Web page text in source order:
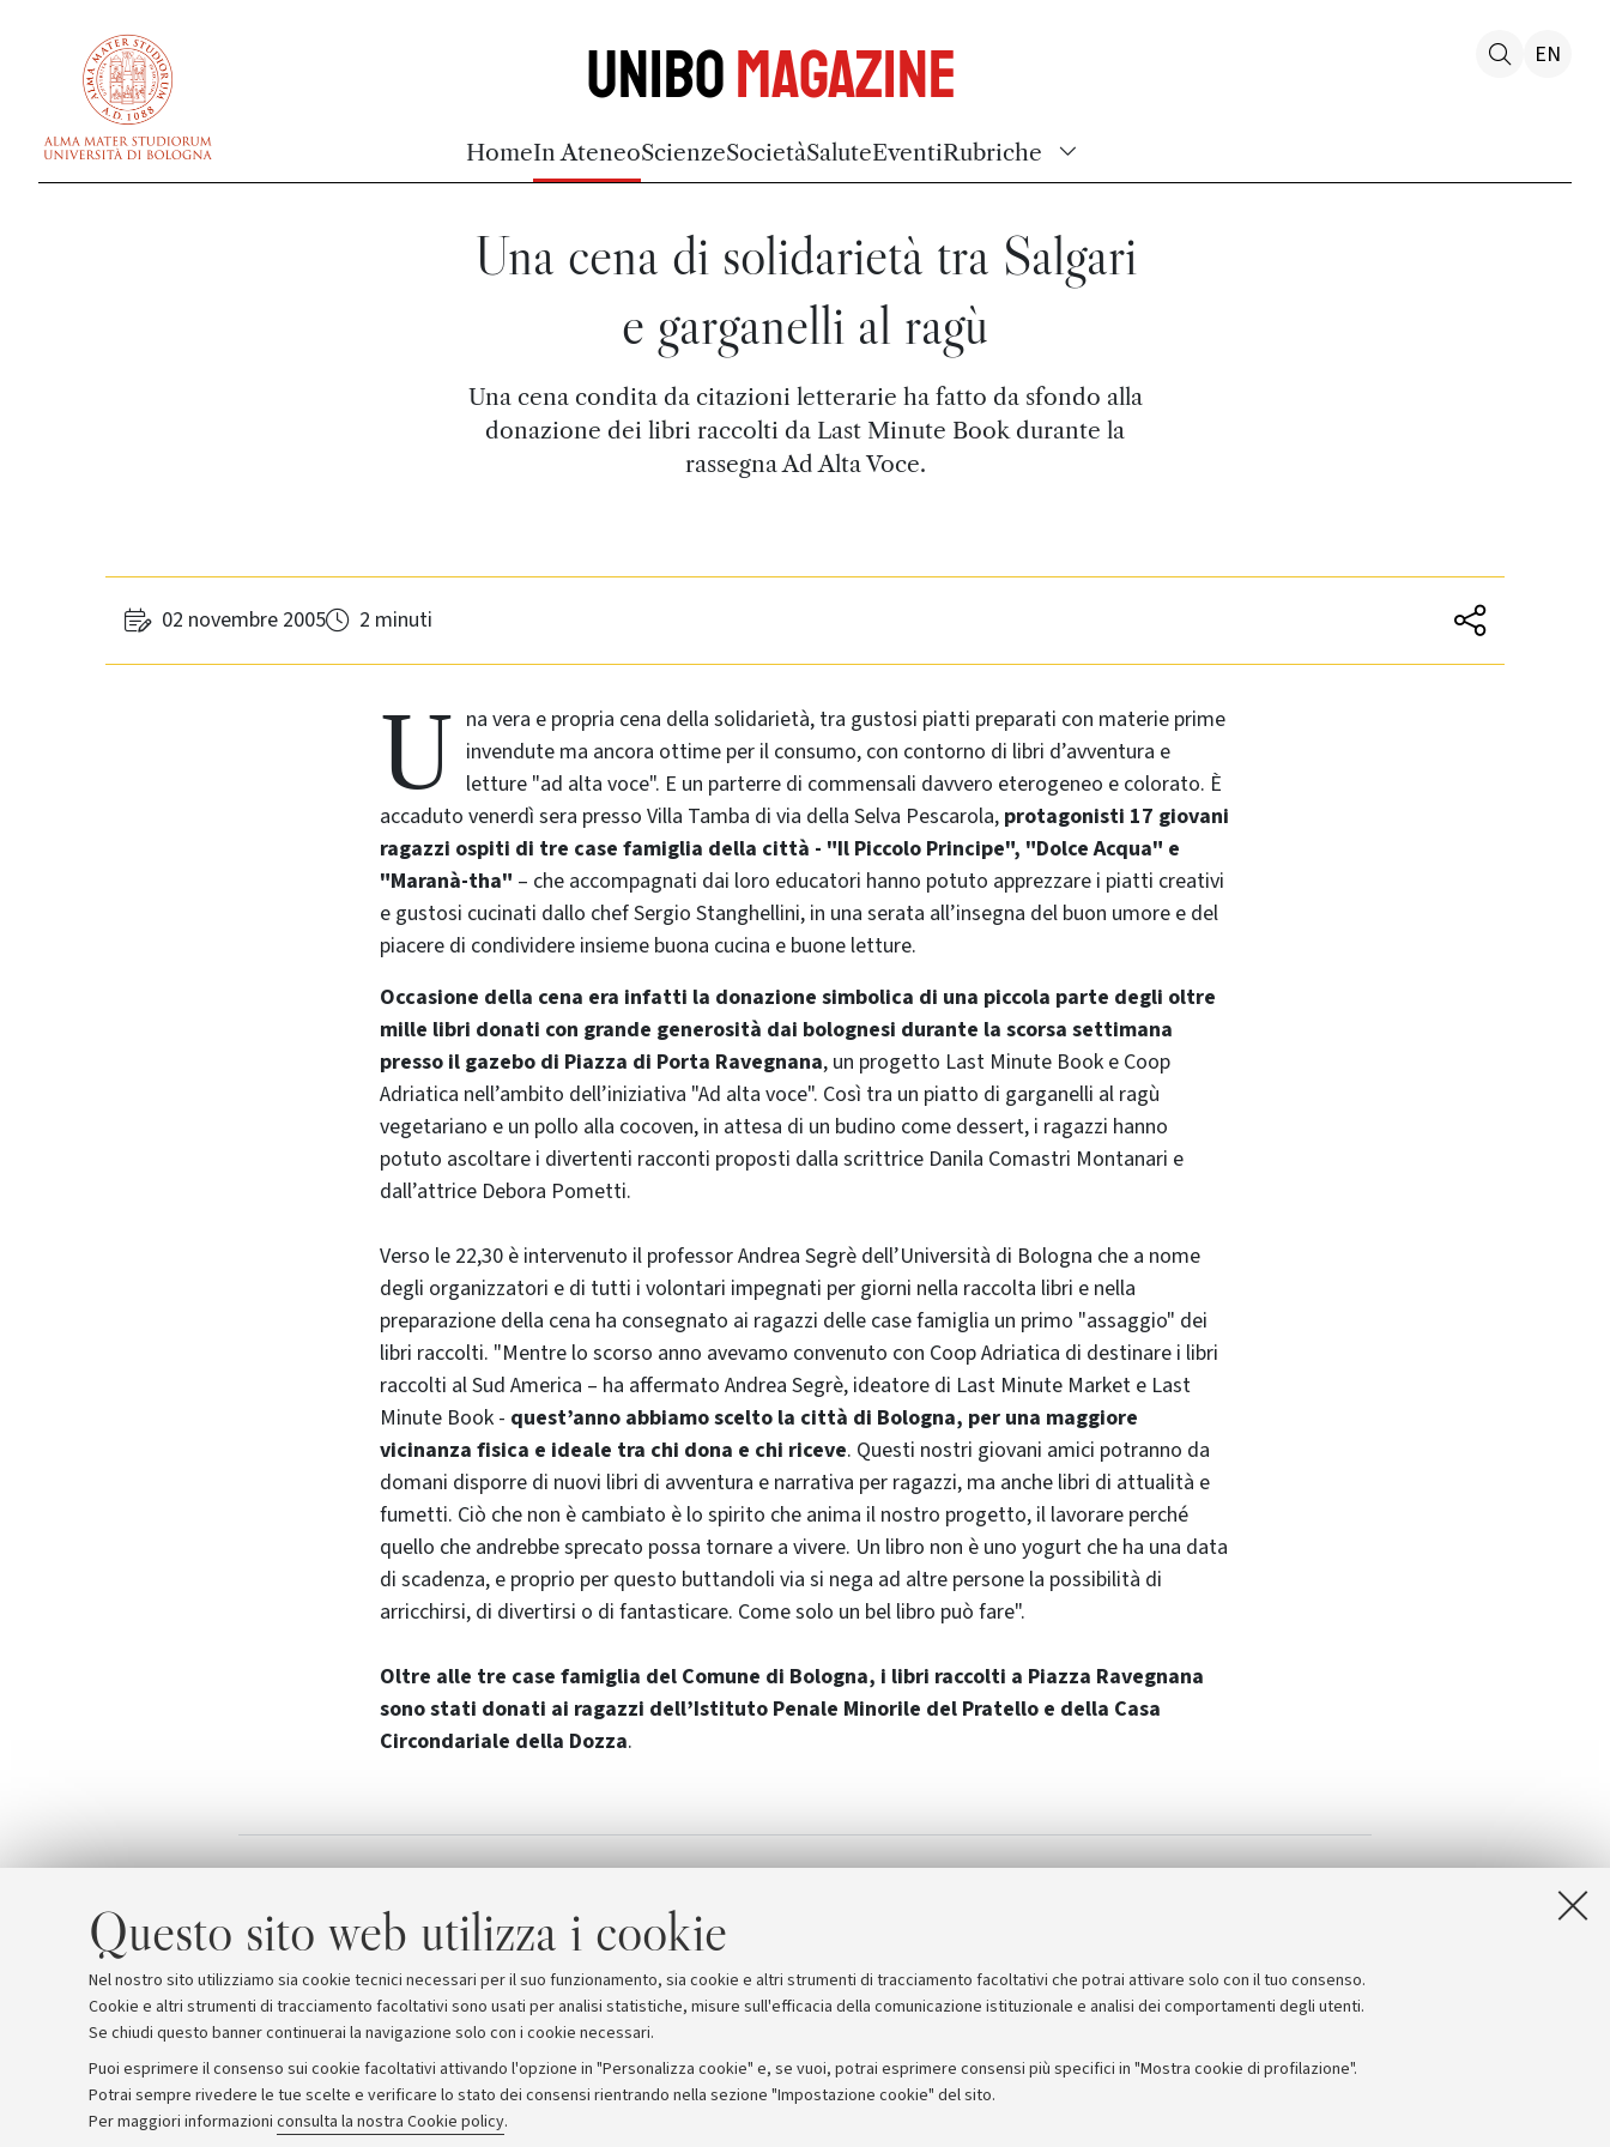
Questo sito web utilizza i cookie
Nel nostro sito utilizziamo sia cookie tecnici necessari per il suo funzionamento, sia cookie e altri strumenti di tracciamento facoltativi che potrai attivare solo con il tuo consenso.
Cookie e altri strumenti di tracciamento facoltativi sono usati per analisi statistiche, misure sull'efficacia della comunicazione istituzionale e analisi dei comportamenti degli utenti.
Se chiudi questo banner continuerai la navigazione solo con i cookie necessari.
Puoi esprimere il consenso sui cookie facoltativi attivando l'opzione in "Personalizza cookie" e, se vuoi, potrai esprimere consensi più specifici in "Mostra cookie di profilazione".
Potrai sempre rivedere le tue scelte e verificare lo stato dei consensi rientrando nella sezione "Impostazione cookie" del sito.
Per maggiori informazioni consulta la nostra Cookie policy.
UniboMagazine
HomeIn AteneoScienzeSocietàSaluteEventiRubriche
EN
Una cena di solidarietà tra Salgari
e garganelli al ragù
Una cena condita da citazioni letterarie ha fatto da sfondo alla
donazione dei libri raccolti da Last Minute Book durante la
rassegna Ad Alta Voce.
02 novembre 2005 2 minuti
U na vera e propria cena della solidarietà, tra gustosi piatti preparati con materie prime
invendute ma ancora ottime per il consumo, con contorno di libri d’avventura e
letture "ad alta voce". E un parterre di commensali davvero eterogeneo e colorato. È
accaduto venerdì sera presso Villa Tamba di via della Selva Pescarola, protagonisti 17 giovani
ragazzi ospiti di tre case famiglia della città - "Il Piccolo Principe", "Dolce Acqua" e
"Maranà-tha" – che accompagnati dai loro educatori hanno potuto apprezzare i piatti creativi
e gustosi cucinati dallo chef Sergio Stanghellini, in una serata all’insegna del buon umore e del
piacere di condividere insieme buona cucina e buone letture.
Occasione della cena era infatti la donazione simbolica di una piccola parte degli oltre
mille libri donati con grande generosità dai bolognesi durante la scorsa settimana
presso il gazebo di Piazza di Porta Ravegnana, un progetto Last Minute Book e Coop
Adriatica nell’ambito dell’iniziativa "Ad alta voce". Così tra un piatto di garganelli al ragù
vegetariano e un pollo alla cocoven, in attesa di un budino come dessert, i ragazzi hanno
potuto ascoltare i divertenti racconti proposti dalla scrittrice Danila Comastri Montanari e
dall’attrice Debora Pometti.
Verso le 22,30 è intervenuto il professor Andrea Segrè dell’Università di Bologna che a nome
degli organizzatori e di tutti i volontari impegnati per giorni nella raccolta libri e nella
preparazione della cena ha consegnato ai ragazzi delle case famiglia un primo "assaggio" dei
libri raccolti. "Mentre lo scorso anno avevamo convenuto con Coop Adriatica di destinare i libri
raccolti al Sud America – ha affermato Andrea Segrè, ideatore di Last Minute Market e Last
Minute Book - quest’anno abbiamo scelto la città di Bologna, per una maggiore
vicinanza fisica e ideale tra chi dona e chi riceve. Questi nostri giovani amici potranno da
domani disporre di nuovi libri di avventura e narrativa per ragazzi, ma anche libri di attualità e
fumetti. Ciò che non è cambiato è lo spirito che anima il nostro progetto, il lavorare perché
quello che andrebbe sprecato possa tornare a vivere. Un libro non è uno yogurt che ha una data
di scadenza, e proprio per questo buttandoli via si nega ad altre persone la possibilità di
arricchirsi, di divertirsi o di fantasticare. Come solo un bel libro può fare".
Oltre alle tre case famiglia del Comune di Bologna, i libri raccolti a Piazza Ravegnana
sono stati donati ai ragazzi dell’Istituto Penale Minorile del Pratello e della Casa
Circondariale della Dozza.
Allegati
Archivio Comunicati stampa Redazione Rassegna stampa